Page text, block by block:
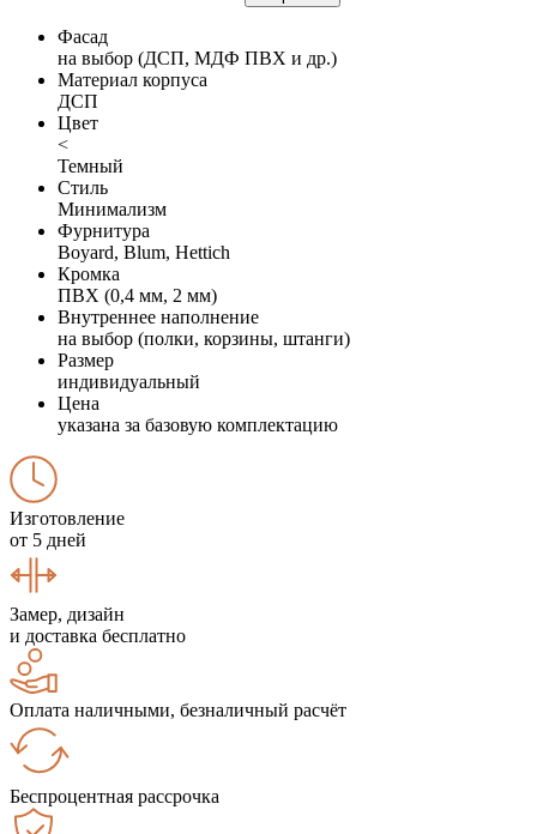
Фасад
на выбор (ДСП, МДФ ПВХ и др.)
Материал корпуса
ДСП
Цвет
<
Темный
Стиль
Минимализм
Фурнитура
Boyard, Blum, Hettich
Кромка
ПВХ (0,4 мм, 2 мм)
Внутреннее наполнение
на выбор (полки, корзины, штанги)
Размер
индивидуальный
Цена
указана за базовую комплектацию
Изготовление
от 5 дней
Замер, дизайн
и доставка бесплатно
Оплата наличными, безналичный расчёт
Беспроцентная рассрочка